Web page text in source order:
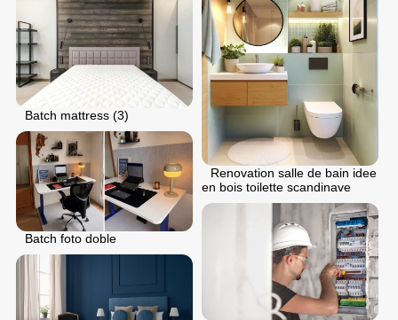
Renovation salle de bain idee
en bois toilette scandinave
Batch mattress (3)
Batch foto doble